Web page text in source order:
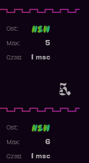
5.
Ost:
5
Max:
msc
Czas:
Ost:
6
Max:
msc
Czas: